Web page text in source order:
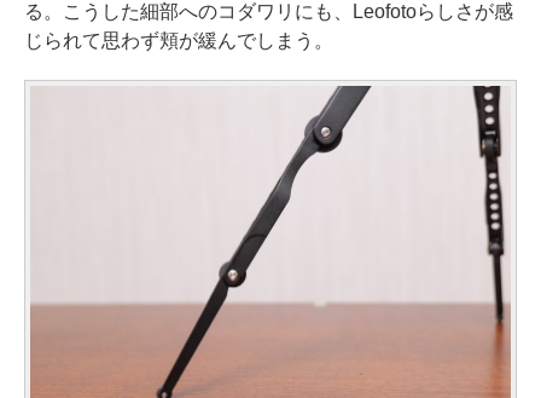
る。こうした細部へのコダワリにも、Leofotoらしさが感
じられて思わず頬が緩んでしまう。